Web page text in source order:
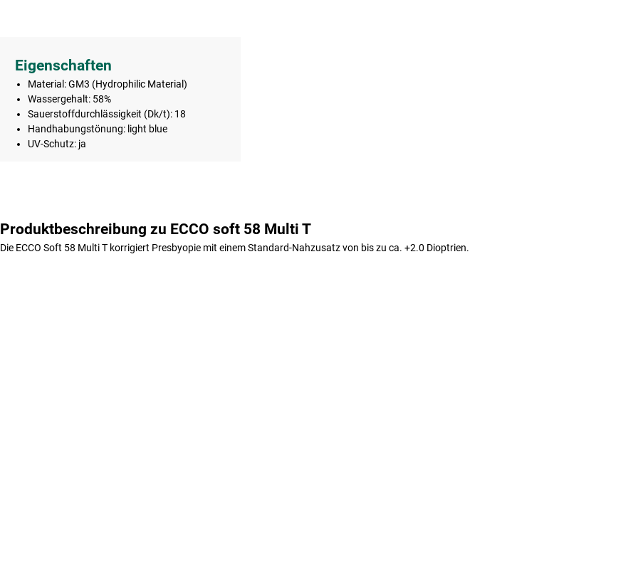
Eigenschaften
Material: GM3 (Hydrophilic Material)
Wassergehalt: 58%
Sauerstoffdurchlässigkeit (Dk/t): 18
Handhabungstönung: light blue
UV-Schutz: ja
Produktbeschreibung zu ECCO soft 58 Multi T
Die ECCO Soft 58 Multi T korrigiert Presbyopie mit einem Standard-Nahzusatz von bis zu ca. +2.0 Dioptrien.